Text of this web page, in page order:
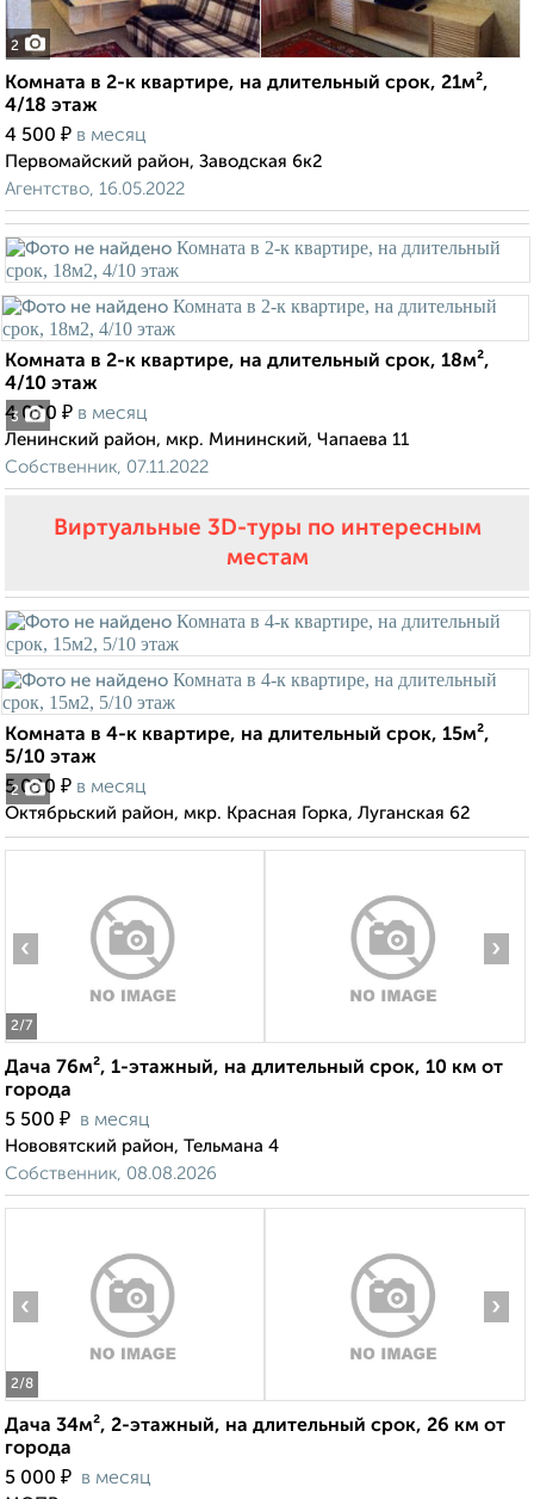
2
Комната в 2-к квартире, на длительный срок, 21м²,
4/18 этаж
4 500 ₽ в месяц
Первомайский район, Заводская 6к2
Агентство, 16.05.2022
3
Комната в 2-к квартире, на длительный срок, 18м²,
4/10 этаж
4 000 ₽ в месяц
Ленинский район, мкр. Мининский, Чапаева 11
Собственник, 07.11.2022
Виртуальные 3D-туры по интересным
местам
2
Комната в 4-к квартире, на длительный срок, 15м²,
5/10 этаж
5 000 ₽ в месяц
Октябрьский район, мкр. Красная Горка, Луганская 62
2/7
‹ ›
Дача 76м², 1-этажный, на длительный срок, 10 км от
города
5 500 ₽ в месяц
Нововятский район, Тельмана 4
Собственник, 08.08.2026
2/8
‹ ›
Дача 34м², 2-этажный, на длительный срок, 26 км от
города
5 000 ₽ в месяц